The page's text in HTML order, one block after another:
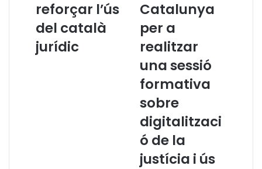
e
l
a
reforçar l’ús
del català
jurídic
a
e
r
l
’
l
u
m
n
a
Catalunya
per a
realitzar
una sessió
formativa
sobre
digitalitzaci
ó de la
justícia i ús